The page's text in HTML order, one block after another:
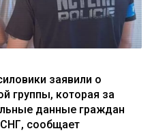
заявили о
группы, которая за
данные граждан
СНГ, сообщает